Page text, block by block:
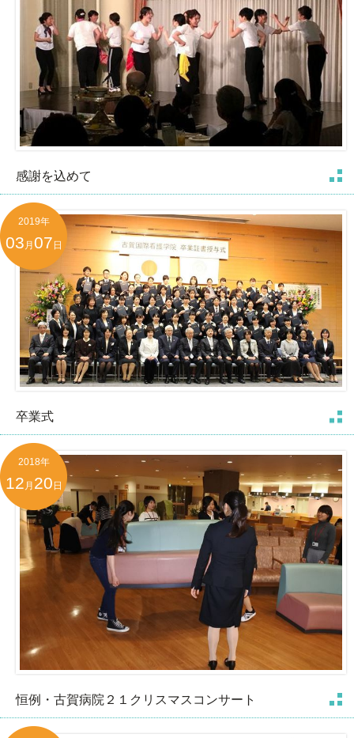
感謝を込めて
2019年
03 月 07 日
卒業式
2018年
12 月 20 日
恒例・古賀病院２１クリスマスコンサート